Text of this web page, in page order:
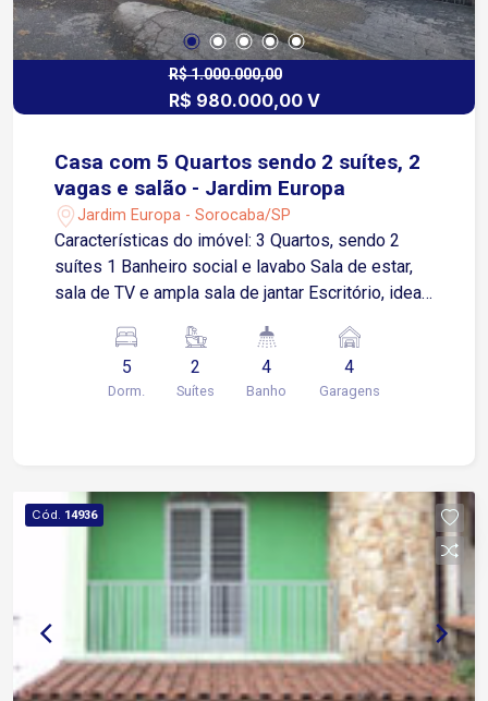
R$ 1.000.000,00
R$ 980.000,00 V
Casa com 5 Quartos sendo 2 suítes, 2
vagas e salão - Jardim Europa
Jardim Europa - Sorocaba/SP
Características do imóvel: 3 Quartos, sendo 2
suítes 1 Banheiro social e lavabo Sala de estar,
sala de TV e ampla sala de jantar Escritório, ideal
armários Despensa e área de serviço Segundo
piso: Dependência de empregada Quintal
espaçoso com churrasqueira 2 vagas de
região privilegiada, próxima a escolas,
supermercados, hospitais públicos e privados,
com fácil acesso às principais avenidas da
cidade como Av. General Carneiro, Av. Armando
Pannunzio, Av. Washington Luiz, entre outras
5
Dorm.
2
Suítes
4
Banho
4
Garagens
Cód. 14936